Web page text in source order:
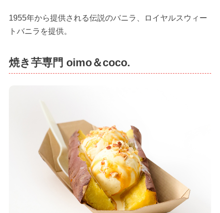
1955年から提供される伝説のバニラ、ロイヤルスウィー
トバニラを提供。
焼き芋専門 oimo＆coco.